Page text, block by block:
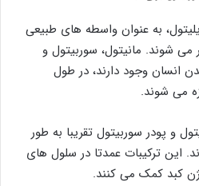
به عنوان واسطه های طبیعی
می شوند. مانیتول، سوربیتول و
انسان وجود دارند، در طول
می شوند.
و پودر سوربیتول تقریبا به طور
این ترکیبات عمدتا در سلول های
کبد کمک می کنند.